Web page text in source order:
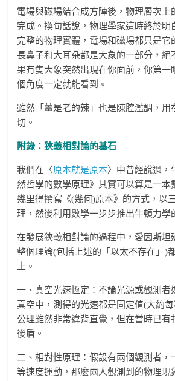
電場與磁場結合成方陣後，物理層次上
完成。換句話說，物理學家這時終於明
完整的物理實體，電場和磁場都只是它
長鼻子和大耳朵都是大象的一部分，絕
果有隻大象突然出現在你面前，你第一
個角度一定就能看到。
雖然「薑是老的辣」也是陳腔濫調，用
切。
附錄：狹義相對論的基石
我們在〈原本就是原本〉中曾經說過，
然哲學的數學原理》其實可以算是一本
幾里得撰寫《(幾何)原本》的方式，以
理，然後利用數學一步步推出牛頓力學
在發展狹義相對論的過程中，愛因斯坦
整個理論(包括上述的「以太不存在」)
上。
一、真空光速恆定：不論光源或觀測者
真空中，測得的光速都是固定值(大約
公理雖然非常違背直覺，但在當時已有
後盾。
二、相對性原理：假設有兩個觀測者，
等速度運動，那麼兩人觀測到的物理現